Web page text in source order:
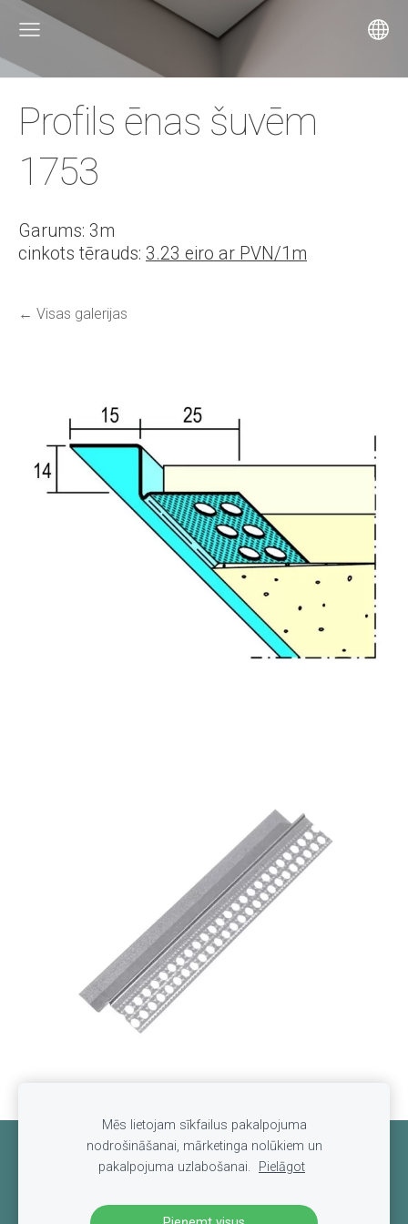
Profils ēnas šuvēm
1753
Garums: 3m
cinkots tērauds: 3.23 eiro ar PVN/1m
Visas galerijas
Sīkdatnes
Mēs lietojam sīkfailus pakalpojuma
nodrošināšanai, mārketinga nolūkiem un
pakalpojuma uzlabošanai.
Pielāgot